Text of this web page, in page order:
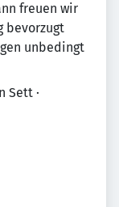
freuen wir
bevorzugt
unbedingt
Sett ·